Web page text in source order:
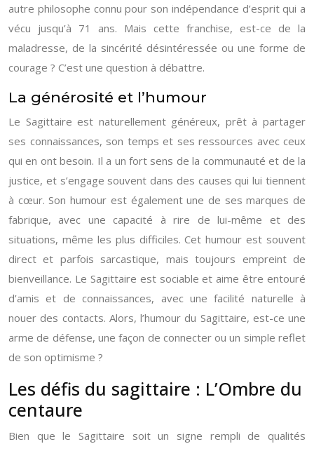
autre philosophe connu pour son indépendance d’esprit qui a
vécu jusqu’à 71 ans. Mais cette franchise, est-ce de la
maladresse, de la sincérité désintéressée ou une forme de
courage ? C’est une question à débattre.
La générosité et l’humour
Le Sagittaire est naturellement généreux, prêt à partager
ses connaissances, son temps et ses ressources avec ceux
qui en ont besoin. Il a un fort sens de la communauté et de la
justice, et s’engage souvent dans des causes qui lui tiennent
à cœur. Son humour est également une de ses marques de
fabrique, avec une capacité à rire de lui-même et des
situations, même les plus difficiles. Cet humour est souvent
direct et parfois sarcastique, mais toujours empreint de
bienveillance. Le Sagittaire est sociable et aime être entouré
d’amis et de connaissances, avec une facilité naturelle à
nouer des contacts. Alors, l’humour du Sagittaire, est-ce une
arme de défense, une façon de connecter ou un simple reflet
de son optimisme ?
Les défis du sagittaire : L’Ombre du
centaure
Bien que le Sagittaire soit un signe rempli de qualités